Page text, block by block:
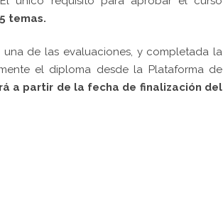
temas.
de las evaluaciones, y completada la
el diploma desde la Plataforma de
a partir de la fecha de finalización del